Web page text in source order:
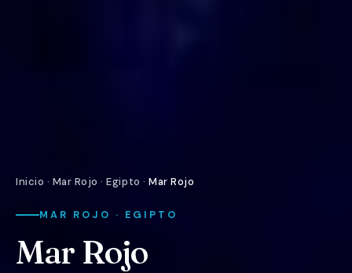
Inicio · Mar Rojo ·Egipto ·Mar Rojo
MAR ROJO · EGIPTO
Mar Rojo